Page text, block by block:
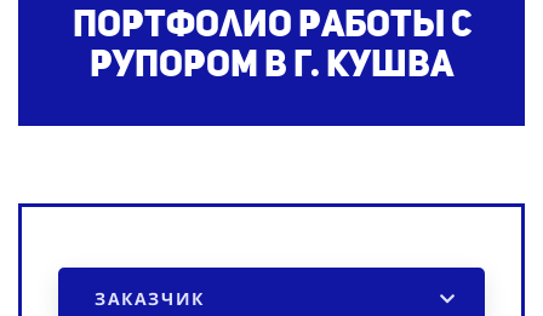
Портфолио работы с
рупоромв г. Кушва
ЗАКАЗЧИК